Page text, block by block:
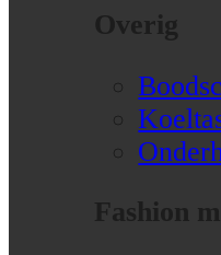
Overig
Fashion